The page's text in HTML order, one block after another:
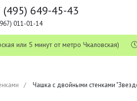
(495) 649-45-43
011-01-14
или 5 минут от метро Чкаловская)
Чашка с двойными стенками